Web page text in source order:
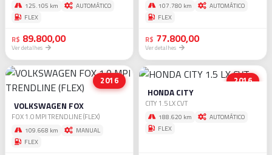
125.105 km
AUTOMÁTICO
FLEX
R$ 89.800,00
Ver detalhes
107.780 km
AUTOMÁTICO
FLEX
R$ 77.800,00
Ver detalhes
2016
VOLKSWAGEN FOX
FOX 1.0 MPI TRENDLINE (FLEX)
109.668 km
MANUAL
FLEX
2016
HONDA CITY
CITY 1.5 LX CVT
188.620 km
AUTOMÁTICO
FLEX